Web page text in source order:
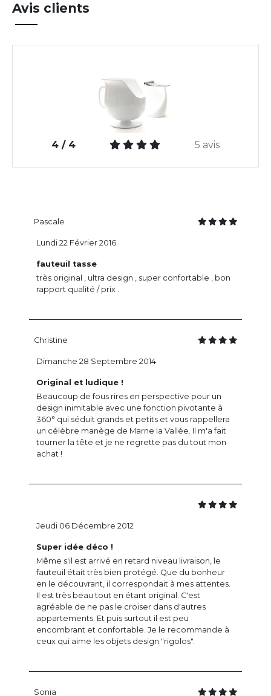
Avis clients
4 / 4 5 avis
Pascale
fauteuil tasse
très original , ultra design , super confortable , bon
rapport qualité / prix .
Lundi 22 Février 2016
Christine
Original et ludique !
Beaucoup de fous rires en perspective pour un
design inimitable avec une fonction pivotante à
360° qui séduit grands et petits et vous rappellera
un célèbre manège de Marne la Vallée. Il m'a fait
tourner la tête et je ne regrette pas du tout mon
achat !
Dimanche 28 Septembre 2014
Super idée déco !
Même s'il est arrivé en retard niveau livraison, le
fauteuil était très bien protégé. Que du bonheur
en le découvrant, il correspondait à mes attentes.
Il est très beau tout en étant original. C'est
agréable de ne pas le croiser dans d'autres
appartements. Et puis surtout il est peu
encombrant et confortable. Je le recommande à
ceux qui aime les objets design "rigolos".
Jeudi 06 Décembre 2012
Sonia